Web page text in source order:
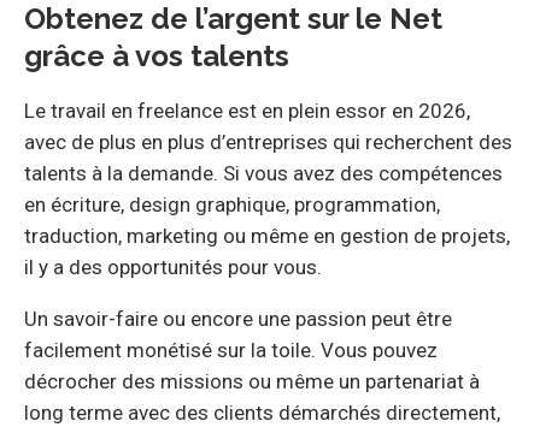
Obtenez de l’argent sur le Net
grâce à vos talents
Le travail en freelance est en plein essor en 2026,
avec de plus en plus d’entreprises qui recherchent des
talents à la demande. Si vous avez des compétences
en écriture, design graphique, programmation,
traduction, marketing ou même en gestion de projets,
il y a des opportunités pour vous.
Un savoir-faire ou encore une passion peut être
facilement monétisé sur la toile. Vous pouvez
décrocher des missions ou même un partenariat à
long terme avec des clients démarchés directement,